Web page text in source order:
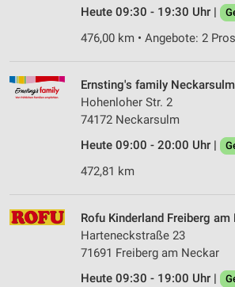
Heute 09:30 - 19:30 Uhr |
476,00 km • Angebote: 2
Ernsting's family Neckarsulm
Hohenloher Str. 2
74172 Neckarsulm
Heute 09:00 - 20:00 Uhr |
472,81 km
Rofu Kinderland Freiberg am
Harteneckstraße 23
71691 Freiberg am Neckar
Heute 09:30 - 19:00 Uhr |